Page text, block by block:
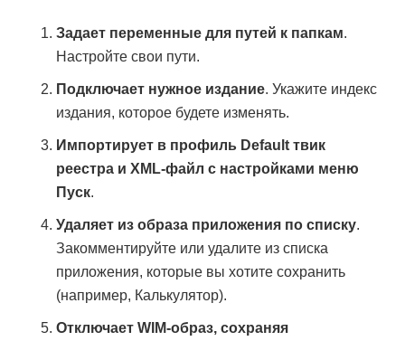
Задает переменные для путей к папкам.
Настройте свои пути.
Подключает нужное издание. Укажите индекс
издания, которое будете изменять.
Импортирует в профиль Default твик
реестра и XML-файл с настройками меню
Пуск.
Удаляет из образа приложения по списку.
Закомментируйте или удалите из списка
приложения, которые вы хотите сохранить
(например, Калькулятор).
Отключает WIM-образ, сохраняя